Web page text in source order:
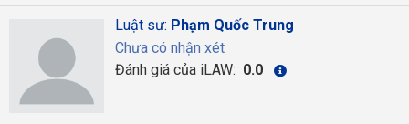
Luật sư: Phạm Quốc Trung
Chưa có nhận xét
Đánh giá của iLAW: 0.0